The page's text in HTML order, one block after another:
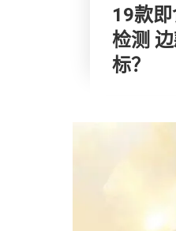
19款
检测
标？